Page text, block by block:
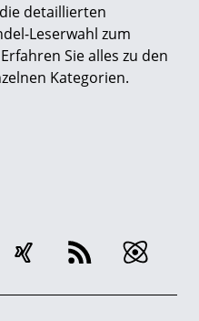
detaillierten
Leserwahl zum
Sie alles zu den
Kategorien.